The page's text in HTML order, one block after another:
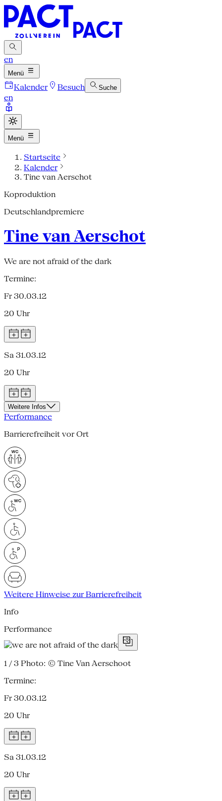
en
Menü
Kalender Besuch Suche
en
Menü
Startseite
Kalender
Tine van Aerschot
Koproduktion
Deutschlandpremiere
Tine van Aerschot
We are not afraid of the dark
Termine:
Fr 30.03.12
20 Uhr
Sa 31.03.12
20 Uhr
Weitere Infos
Performance
Barrierefreiheit vor Ort
Weitere Hinweise zur Barrierefreiheit
Info
Performance
1 / 3 Photo: © Tine Van Aerschoot
Termine:
Fr 30.03.12
20 Uhr
Sa 31.03.12
20 Uhr